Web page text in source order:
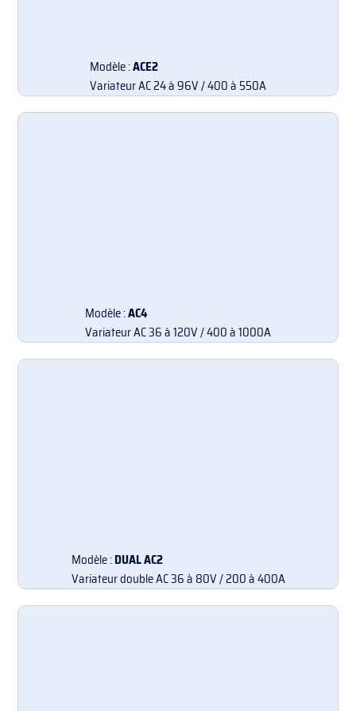
Modèle :ACE2
Variateur AC 24 à 96V / 400 à 550A
Modèle :AC4
Variateur AC 36 à 120V / 400 à 1000A
Modèle :DUAL AC2
Variateur double AC 36 à 80V / 200 à 400A